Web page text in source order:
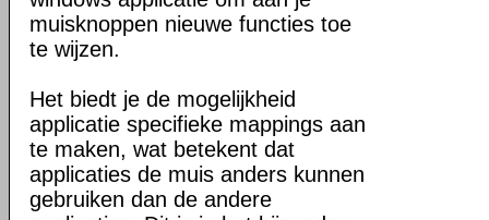
muisknoppen nieuwe functies toe
te wijzen.
Het biedt je de mogelijkheid
applicatie specifieke mappings aan
te maken, wat betekent dat
applicaties de muis anders kunnen
gebruiken dan de andere